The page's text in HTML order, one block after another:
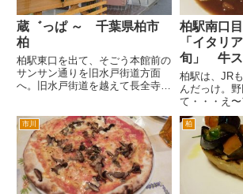
蔵゛っぱ ～ 千葉県柏市
柏
柏駅東口を出て、そごう本館前の
サンサン通りを旧水戸街道方面
へ。旧水戸街道を越えて長全寺の
ぱで、グラッパと読みます。 以
前は旧水戸街道の柏神社の向かい
にあったのですが、現在はこちら
に...
柏駅南口
「イタリ
旬」 牛ス
柏駅は、JR
んだっけ。野
て・・・え
インか。 ア
ーク（森）
こ？ 大宮、
たりか。 パ
な・・・ 東
ップはよ...
市川 柏